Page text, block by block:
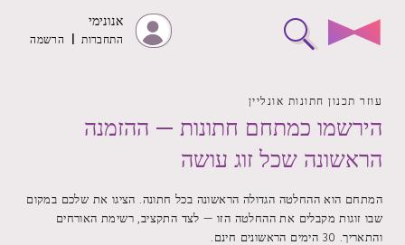
אנונימי
התחברות הרשמה
עוזר תכנון חתונות אונליין
הירשמו כמתחם חתונות — ההזמנה
הראשונה שכל זוג עושה
המתחם הוא ההחלטה הגדולה הראשונה בכל חתונה. הציגו את שלכם במקום
שבו זוגות מקבלים את ההחלטה הזו — לצד התקציב, רשימת האורחים
והתאריך. 30 הימים הראשונים חינם.